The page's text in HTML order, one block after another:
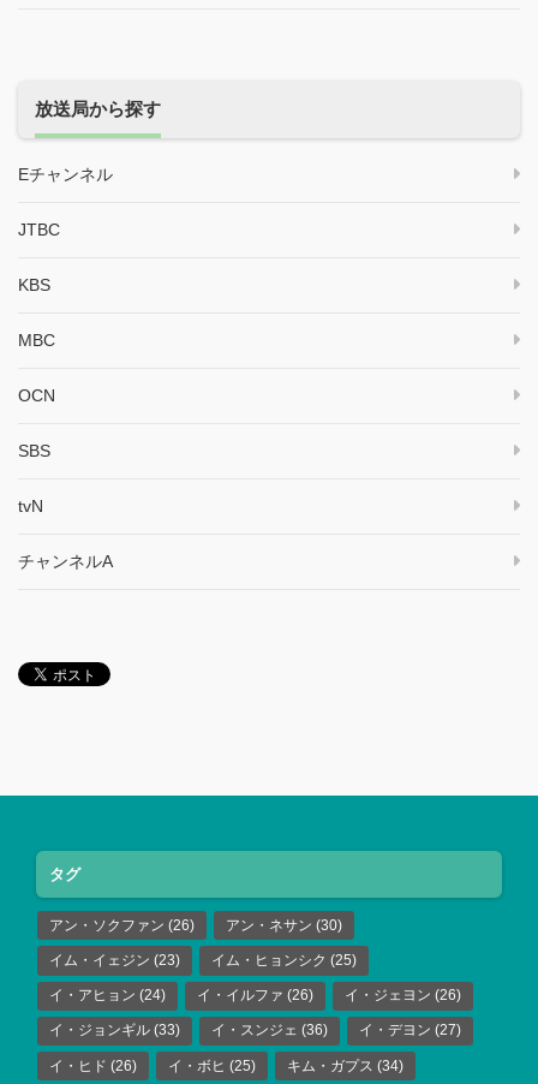
放送局から探す
Eチャンネル
JTBC
KBS
MBC
OCN
SBS
tvN
チャンネルA
タグ
アン・ソクファン (26) アン・ネサン (30)
イム・イェジン (23) イム・ヒョンシク (25)
イ・アヒョン (24) イ・イルファ (26) イ・ジェヨン (26)
イ・ジョンギル (33) イ・スンジェ (36) イ・デヨン (27)
イ・ヒド (26) イ・ボヒ (25) キム・ガプス (34)